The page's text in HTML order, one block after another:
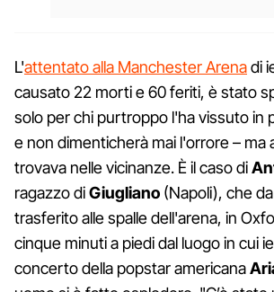
L'attentato alla Manchester Arenadi
causato 22 morti e 60 feriti, è stato
solo per chi purtroppo l'ha vissuto in
e non dimenticherà mai l'orrore – ma
trovava nelle vicinanze. È il caso di
ragazzo diGiugliano (Napoli), che
trasferito alle spalle dell'arena, in
cinque minuti a piedi dal luogo in cui
concerto della popstar americana